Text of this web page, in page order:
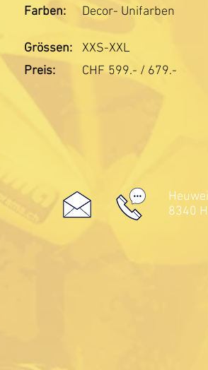
Farben: Decor- Unifarben
Grössen:
XXS-XXL
Preis:
CHF 599.- / 679.-
8340